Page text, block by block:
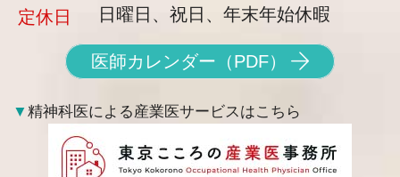
定休日 日曜日、祝日、年末年始休暇
医師カレンダー（PDF）
▼精神科医による産業医サービスはこちら